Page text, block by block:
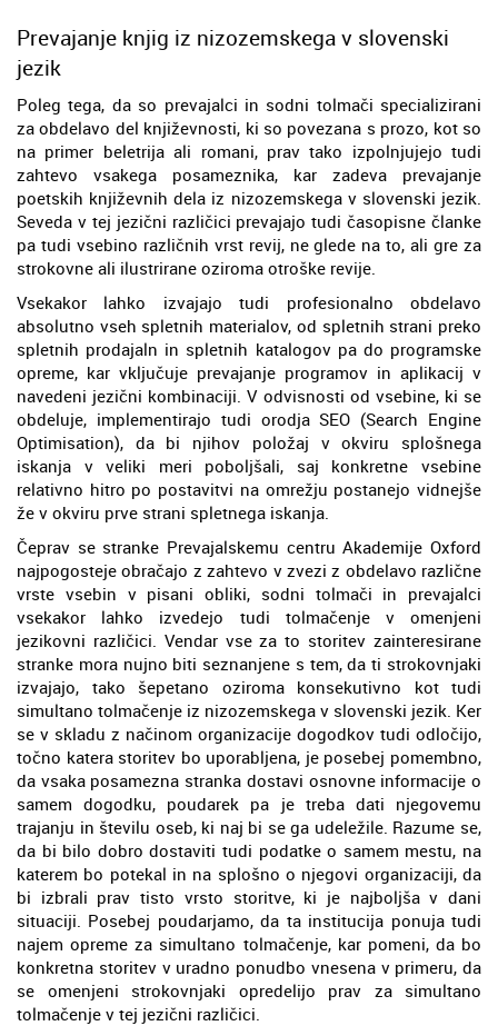
Prevajanje knjig iz nizozemskega v slovenski
jezik
Poleg tega, da so prevajalci in sodni tolmači specializirani
za obdelavo del književnosti, ki so povezana s prozo, kot so
na primer beletrija ali romani, prav tako izpolnjujejo tudi
zahtevo vsakega posameznika, kar zadeva prevajanje
poetskih književnih dela iz nizozemskega v slovenski jezik.
Seveda v tej jezični različici prevajajo tudi časopisne članke
pa tudi vsebino različnih vrst revij, ne glede na to, ali gre za
strokovne ali ilustrirane oziroma otroške revije.
Vsekakor lahko izvajajo tudi profesionalno obdelavo
absolutno vseh spletnih materialov, od spletnih strani preko
spletnih prodajaln in spletnih katalogov pa do programske
opreme, kar vključuje prevajanje programov in aplikacij v
navedeni jezični kombinaciji. V odvisnosti od vsebine, ki se
obdeluje, implementirajo tudi orodja SEO (Search Engine
Optimisation), da bi njihov položaj v okviru splošnega
iskanja v veliki meri poboljšali, saj konkretne vsebine
relativno hitro po postavitvi na omrežju postanejo vidnejše
že v okviru prve strani spletnega iskanja.
Čeprav se stranke Prevajalskemu centru Akademije Oxford
najpogosteje obračajo z zahtevo v zvezi z obdelavo različne
vrste vsebin v pisani obliki, sodni tolmači in prevajalci
vsekakor lahko izvedejo tudi tolmačenje v omenjeni
jezikovni različici. Vendar vse za to storitev zainteresirane
stranke mora nujno biti seznanjene s tem, da ti strokovnjaki
izvajajo, tako šepetano oziroma konsekutivno kot tudi
simultano tolmačenje iz nizozemskega v slovenski jezik. Ker
se v skladu z načinom organizacije dogodkov tudi odločijo,
točno katera storitev bo uporabljena, je posebej pomembno,
da vsaka posamezna stranka dostavi osnovne informacije o
samem dogodku, poudarek pa je treba dati njegovemu
trajanju in številu oseb, ki naj bi se ga udeležile. Razume se,
da bi bilo dobro dostaviti tudi podatke o samem mestu, na
katerem bo potekal in na splošno o njegovi organizaciji, da
bi izbrali prav tisto vrsto storitve, ki je najboljša v dani
situaciji. Posebej poudarjamo, da ta institucija ponuja tudi
najem opreme za simultano tolmačenje, kar pomeni, da bo
konkretna storitev v uradno ponudbo vnesena v primeru, da
se omenjeni strokovnjaki opredelijo prav za simultano
tolmačenje v tej jezični različici.